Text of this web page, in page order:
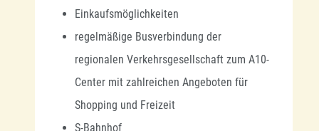
Einkaufsmöglichkeiten
regelmäßige Busverbindung der
regionalen Verkehrsgesellschaft zum A10-
Center mit zahlreichen Angeboten für
Shopping und Freizeit
S-Bahnhof